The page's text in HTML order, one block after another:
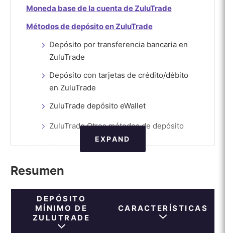
Moneda base de la cuenta de ZuluTrade
Métodos de depósito en ZuluTrade
Depósito por transferencia bancaria en
ZuluTrade
Depósito con tarjetas de crédito/débito
en ZuluTrade
ZuluTrade depósito eWallet
ZuluTrade Otros métodos de depósito
Cómo financiar su cuenta de ZuluTrade:
Comparación de Brokers de ZuluTrade
ZuluTrade bono de depósito
EXPAND
Resumen
DEPÓSITO
MÍNIMO DE
ZULUTRADE
CARACTERÍSTICAS